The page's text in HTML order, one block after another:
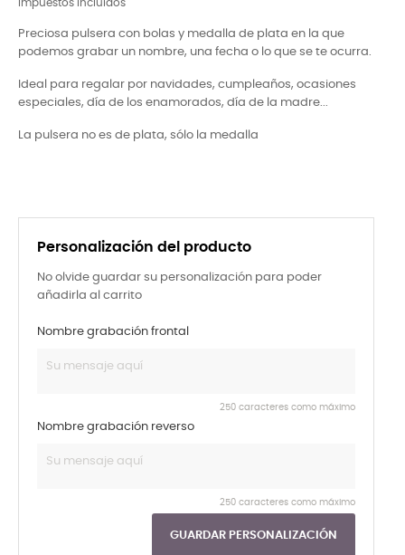
Impuestos incluidos
Preciosa pulsera con bolas y medalla de plata en la que
podemos grabar un nombre, una fecha o lo que se te ocurra.
Ideal para regalar por navidades, cumpleaños, ocasiones
especiales, día de los enamorados, día de la madre...
La pulsera no es de plata, sólo la medalla
Personalización del producto
No olvide guardar su personalización para poder
añadirla al carrito
Nombre grabación frontal
250 caracteres como máximo
Nombre grabación reverso
250 caracteres como máximo
GUARDAR PERSONALIZACIÓN